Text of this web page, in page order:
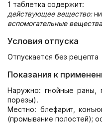
1 таблетка содержит:
действующее вещество:
вспомогательные
Условия отпуска
Отпускается без рецепта
Показания к
Наружно: гнойные раны,
порезы).
Местно: блефарит,
(промывание полостей);